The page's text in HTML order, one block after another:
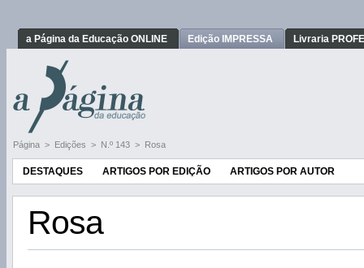
a Página da Educação ONLINE Edição IMPRESSA Livraria
Página > Edições > N.º 143 > Rosa
DESTAQUES ARTIGOS POR EDIÇÃO ARTIGOS POR AUTOR
Rosa